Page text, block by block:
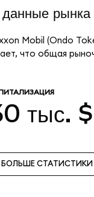
данные
Mobil (Ondo
что общая
тыс. $
СТАТИСТИКИ